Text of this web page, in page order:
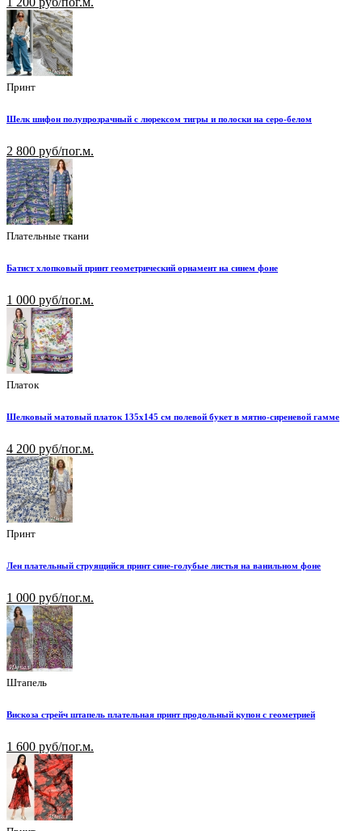
Принт
Шелк шифон полупрозрачный с люрексом тигры и полоски на серо-белом
2 800 руб/пог.м.
Плательные ткани
Батист хлопковый принт геометрический орнамент на синем фоне
1 000 руб/пог.м.
Платок
Шелковый матовый платок 135х145 см полевой букет в мятно-сиреневой гамме
4 200 руб/пог.м.
Принт
Лен плательный струящийся принт сине-голубые листья на ванильном фоне
1 000 руб/пог.м.
Штапель
Вискоза стрейч штапель плательная принт продольный купон с геометрией
1 600 руб/пог.м.